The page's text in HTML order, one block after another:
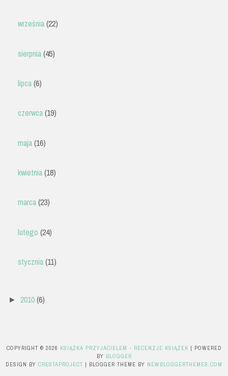
września(22)
sierpnia(45)
lipca(6)
czerwca(19)
maja(16)
kwietnia(18)
marca(23)
lutego (24)
stycznia(11)
► 2010(6)
COPYRIGHT © 2026 KSIĄŻKA PRZYJACIELEM - RECENZJE KSIĄŻEK | POWERED
BY BLOGGER
DESIGN BY CRESTAPROJECT | BLOGGER THEME BY NEWBLOGGERTHEMES.COM